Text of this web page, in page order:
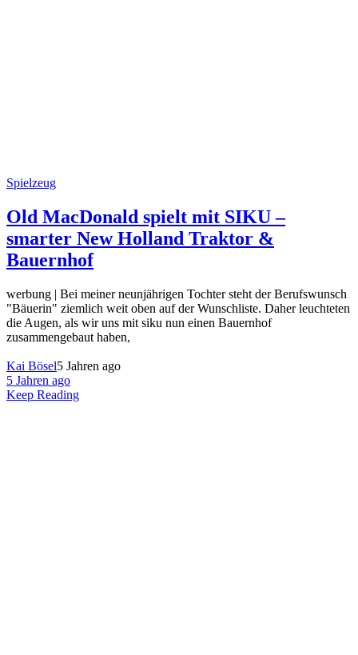
Spielzeug
Old MacDonald spielt mit SIKU –
smarter New Holland Traktor &
Bauernhof
werbung | Bei meiner neunjährigen Tochter steht der Berufswunsch
"Bäuerin" ziemlich weit oben auf der Wunschliste. Daher leuchteten
die Augen, als wir uns mit siku nun einen Bauernhof
zusammengebaut haben,
Kai Bösel5 Jahren ago
5 Jahren ago
Keep Reading